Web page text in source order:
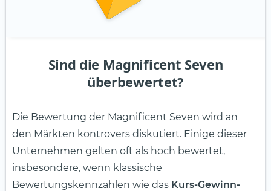
Sind die Magnificent Seven
überbewertet?
Die Bewertung der Magnificent Seven wird an
den Märkten kontrovers diskutiert. Einige dieser
Unternehmen gelten oft als hoch bewertet,
insbesondere, wenn klassische
Bewertungskennzahlen wie das Kurs-Gewinn-